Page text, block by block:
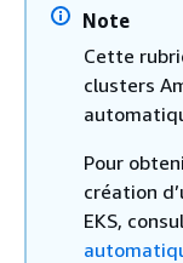
Note
Cette
clusters
Pour
création
EKS,